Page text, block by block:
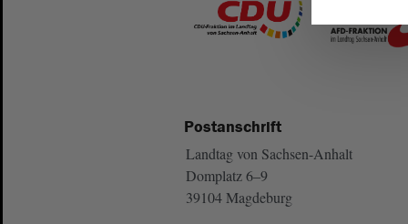
Postanschrift
Landtag von Sachsen-Anhalt
Domplatz 6–9
39104 Magdeburg